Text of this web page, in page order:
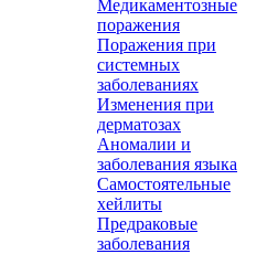
Медикаментозные
поражения
Поражения при
системных
заболеваниях
Изменения при
дерматозах
Аномалии и
заболевания языка
Самостоятельные
хейлиты
Предраковые
заболевания